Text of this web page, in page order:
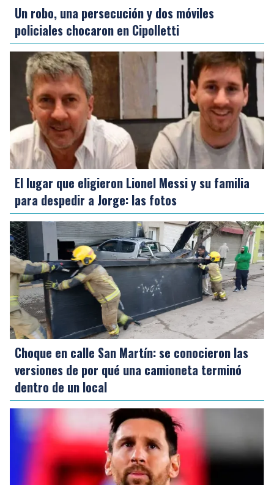
Un robo, una persecución y dos móviles
policiales chocaron en Cipolletti
El lugar que eligieron Lionel Messi y su familia
para despedir a Jorge: las fotos
Choque en calle San Martín: se conocieron las
versiones de por qué una camioneta terminó
dentro de un local